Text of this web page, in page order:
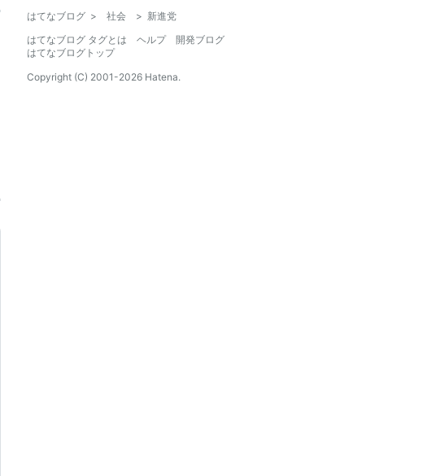
はてなブログ > 社会 > 新進党
はてなブログ タグとは
ヘルプ
開発ブログ
はてなブログトップ
Copyright (C) 2001-2026 Hatena.